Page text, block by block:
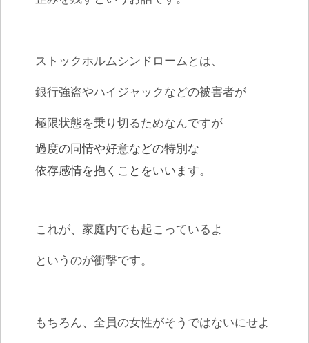
ストックホルムシンドロームとは、
銀行強盗やハイジャックなどの被害者が
極限状態を乗り切るためなんですが
過度の同情や好意などの特別な
依存感情を抱くことをいいます。
これが、家庭内でも起こっているよ
というのが衝撃です。
もちろん、全員の女性がそうではないにせよ